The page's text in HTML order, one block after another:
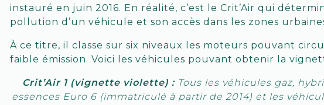
instauré en juin 2016. En réalité, c’est le Crit’Air qui
pollution d’un véhicule et son accès dans les zones
À ce titre, il classe sur six niveaux les moteurs pouvant
faible émission. Voici les véhicules pouvant obtenir la
Crit’Air 1 (vignette violette) : Tous les véhicules gaz,
essences Euro 6 (immatriculé à partir de 2014) et les